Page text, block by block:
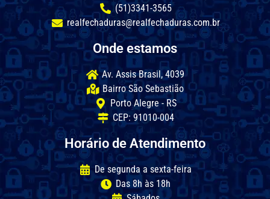
(51)3341-3565
realfechaduras@realfechaduras.com.br
Onde estamos
Av. Assis Brasil, 4039
Bairro São Sebastião
Porto Alegre - RS
CEP: 91010-004
Horário de Atendimento
De segunda a sexta-feira
Das 8h às 18h